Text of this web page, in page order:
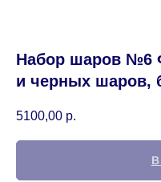
Набор шаров №6
и черных шаров,
5100,00 р.
В